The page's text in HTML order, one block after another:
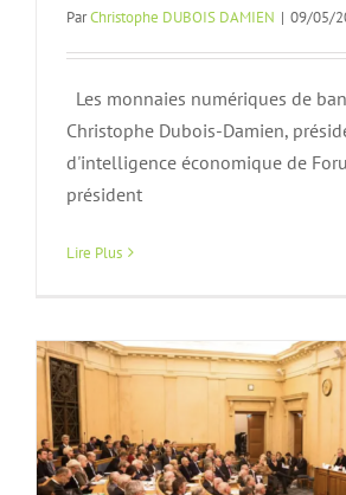
ParChristophe DUBOIS DAMIEN | 09/05/
Les monnaies numériques de
Christophe Dubois-Damien,
d'intelligence économique de
président
Lire Plus
La fibre optique, la clef du
débit, en France, en Europe